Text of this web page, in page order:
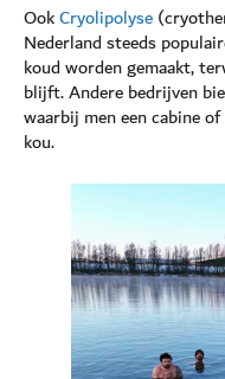
OokCryolipolyse
Nederland steeds
koud worden gemaakt,
blijft. Andere bedrijven
waarbij men een cabine
kou.